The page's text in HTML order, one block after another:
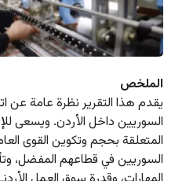
الملخص
يقدم هذا التقرير نظرة عامة عن
السوريين داخل الأردن. ويسعى
المتعلقة بحجم وتكوين القوى
السوريين في قطاعهم المفضل،